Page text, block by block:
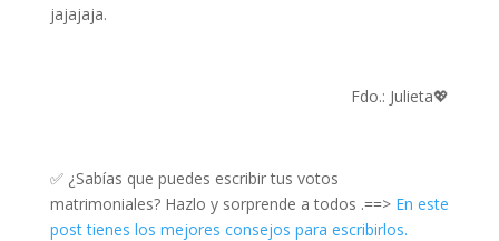
jajajaja.
Fdo.: Julieta💖
✅ ¿Sabías que puedes escribir tus votos
matrimoniales? Hazlo y sorprende a todos .==> En este
post tienes los mejores consejos para escribirlos.